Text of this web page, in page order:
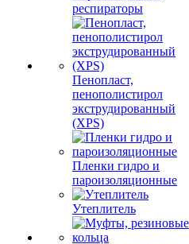
респираторы
Пенопласт,
пенополистирол
экструдированный
(XPS)
Пленки гидро и
пароизоляционные
Утеплитель